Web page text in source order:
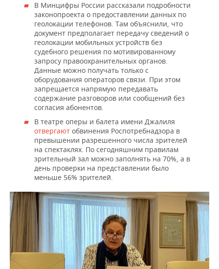
В Минцифры России рассказали подробности
законопроекта о предоставлении данных по
геолокации телефонов. Там объяснили, что
документ предполагает передачу сведений о
геолокации мобильных устройств без
судебного решения по мотивированному
запросу правоохранительных органов.
Данные можно получать только с
оборудования операторов связи. При этом
запрещается напрямую передавать
содержание разговоров или сообщений без
согласия абонентов.
В театре оперы и балета имени Джалиля
отвергают обвинения Роспотребнадзора в
превышении разрешенного числа зрителей
на спектаклях. По сегодняшним правилам
зрительный зал можно заполнять на 70%, а в
день проверки на представлении было
меньше 56% зрителей.